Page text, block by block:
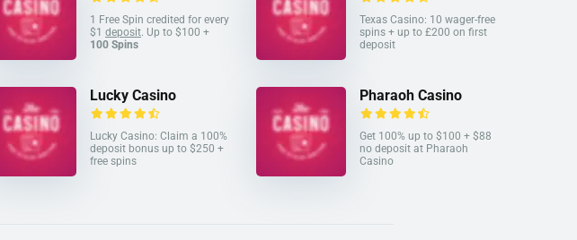
1 Free Spin credited for every
$1 deposit. Up to $100 +
100 Spins
Texas Casino: 10 wager-free
spins + up to £200 on first
deposit
Lucky Casino
Lucky Casino: Claim a 100%
deposit bonus up to $250 +
free spins
Pharaoh Casino
Get 100% up to $100 + $88
no deposit at Pharaoh
Casino